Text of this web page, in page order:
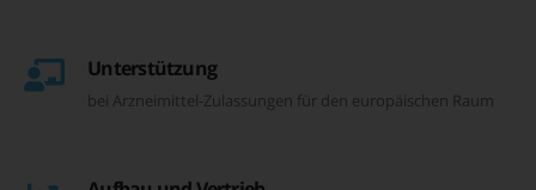
Unterstützung
bei Arzneimittel-Zulassungen für den europäischen Raum